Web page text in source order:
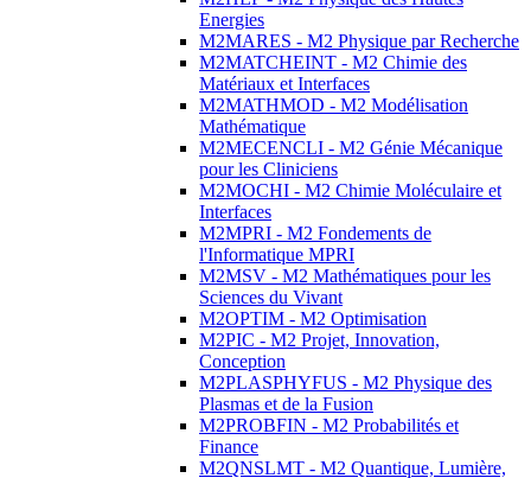
Energies
M2MARES - M2 Physique par Recherche
M2MATCHEINT - M2 Chimie des
Matériaux et Interfaces
M2MATHMOD - M2 Modélisation
Mathématique
M2MECENCLI - M2 Génie Mécanique
pour les Cliniciens
M2MOCHI - M2 Chimie Moléculaire et
Interfaces
M2MPRI - M2 Fondements de
l'Informatique MPRI
M2MSV - M2 Mathématiques pour les
Sciences du Vivant
M2OPTIM - M2 Optimisation
M2PIC - M2 Projet, Innovation,
Conception
M2PLASPHYFUS - M2 Physique des
Plasmas et de la Fusion
M2PROBFIN - M2 Probabilités et
Finance
M2QNSLMT - M2 Quantique, Lumière,